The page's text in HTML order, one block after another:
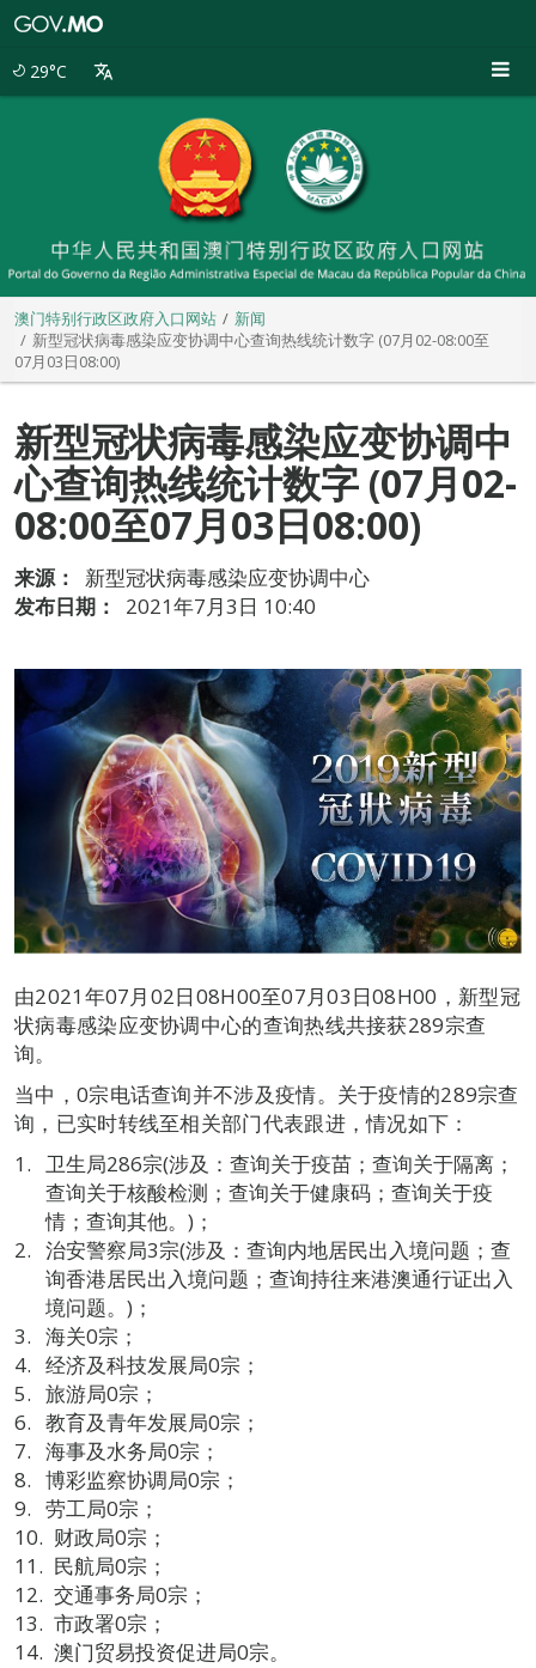
29°C
澳门特别行政区政府入口网站
新闻
新型冠状病毒感染应变协调中心查询热线统计数字 (07月02-08:00至
07月03日08:00)
新型冠状病毒感染应变协调中
心查询热线统计数字 (07月02-
08:00至07月03日08:00)
来源：
新型冠状病毒感染应变协调中心
发布日期：
2021年7月3日 10:40
由2021年07月02日08H00至07月03日08H00，新型冠
状病毒感染应变协调中心的查询热线共接获289宗查
询。
当中，0宗电话查询并不涉及疫情。关于疫情的289宗查
询，已实时转线至相关部门代表跟进，情况如下：
卫生局286宗(涉及：查询关于疫苗；查询关于隔离；
查询关于核酸检测；查询关于健康码；查询关于疫
情；查询其他。)；
治安警察局3宗(涉及：查询内地居民出入境问题；查
询香港居民出入境问题；查询持往来港澳通行证出入
境问题。)；
海关0宗；
经济及科技发展局0宗；
旅游局0宗；
教育及青年发展局0宗；
海事及水务局0宗；
博彩监察协调局0宗；
劳工局0宗；
财政局0宗；
民航局0宗；
交通事务局0宗；
市政署0宗；
澳门贸易投资促进局0宗。